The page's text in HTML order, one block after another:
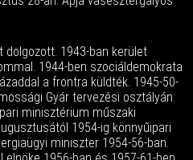
1943-ban kerület
1944-ben szociáldemokrata
a frontra küldték. 1945-50-
Gyár tervezési osztályán.
minisztérium műszaki
1954-ig könnyűipari
miniszter 1954-56-ban.